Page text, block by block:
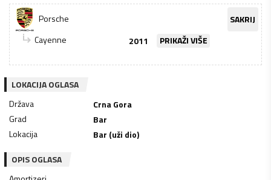
Porsche
SAKRIJ
Cayenne
2011 PRIKAŽI VIŠE
LOKACIJA OGLASA
Država
Crna Gora
Grad
Bar
Lokacija
Bar (uži dio)
OPIS OGLASA